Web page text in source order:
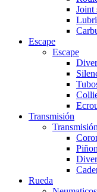
Joint
Escape
Escape
Transmisión
Rueda